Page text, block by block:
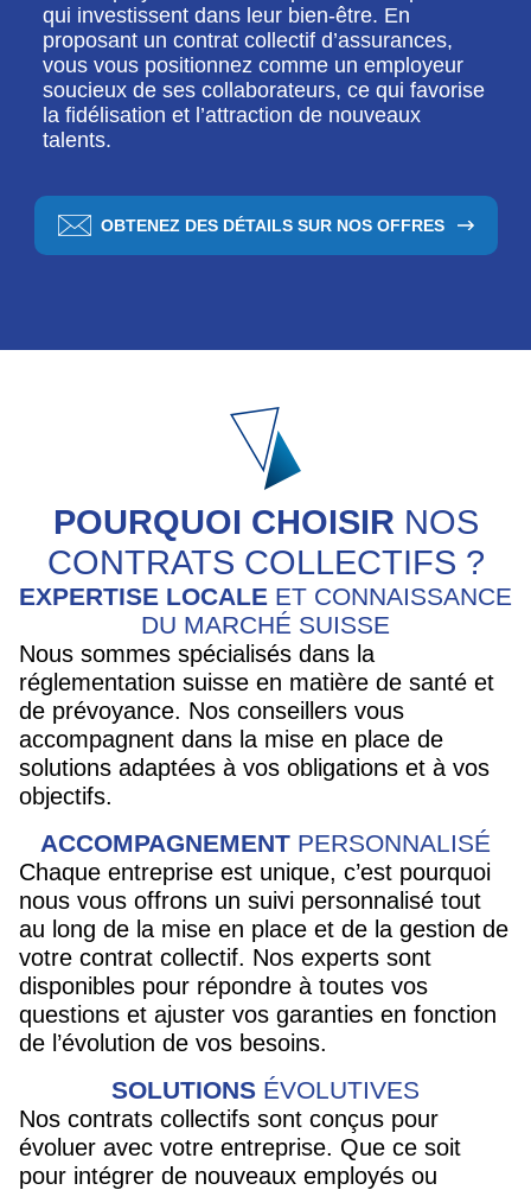
qui investissent dans leur bien-être. En
proposant un contrat collectif d’assurances,
vous vous positionnez comme un employeur
soucieux de ses collaborateurs, ce qui favorise
la fidélisation et l’attraction de nouveaux
talents.
OBTENEZ DES DÉTAILS SUR NOS OFFRES
POURQUOI CHOISIR NOS
CONTRATS COLLECTIFS ?
EXPERTISE LOCALE ET CONNAISSANCE
DU MARCHÉ SUISSE
Nous sommes spécialisés dans la
réglementation suisse en matière de santé et
de prévoyance. Nos conseillers vous
accompagnent dans la mise en place de
solutions adaptées à vos obligations et à vos
objectifs.
ACCOMPAGNEMENT PERSONNALISÉ
Chaque entreprise est unique, c’est pourquoi
nous vous offrons un suivi personnalisé tout
au long de la mise en place et de la gestion de
votre contrat collectif. Nos experts sont
disponibles pour répondre à toutes vos
questions et ajuster vos garanties en fonction
de l’évolution de vos besoins.
SOLUTIONS ÉVOLUTIVES
Nos contrats collectifs sont conçus pour
évoluer avec votre entreprise. Que ce soit
pour intégrer de nouveaux employés ou